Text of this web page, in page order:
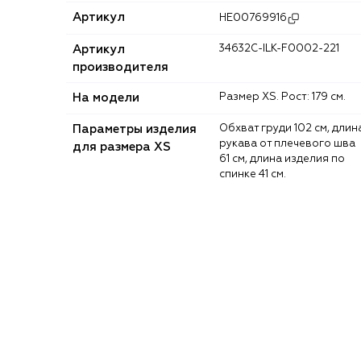
Артикул HE00769916
Артикул
производителя
34632C-ILK-F0002-221
На модели Размер XS. Рост: 179 см.
Параметры изделия
для размера XS
Обхват груди 102 см, длина
рукава от плечевого шва
61 см, длина изделия по
спинке 41 см.